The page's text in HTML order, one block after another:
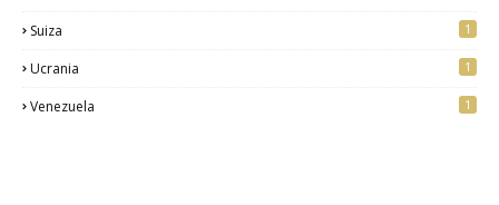
Suiza
1
Ucrania 1
Venezuela 1